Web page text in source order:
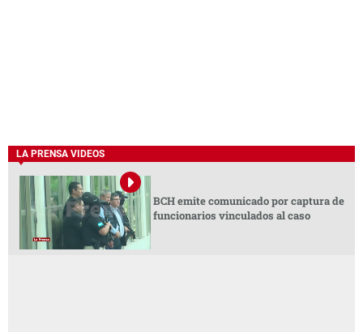
LA PRENSA VIDEOS
BCH emite comunicado por captura de
funcionarios vinculados al caso